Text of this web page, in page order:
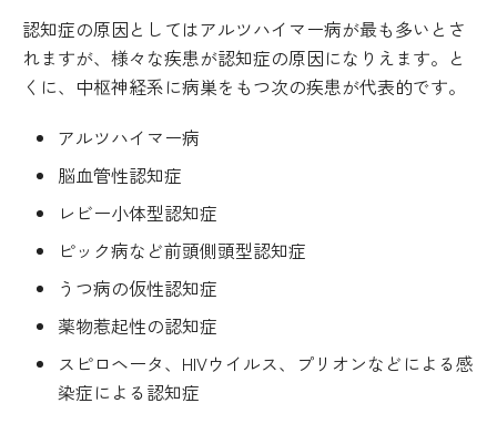
認知症の原因としてはアルツハイマー病が最も多いとさ
れますが、様々な疾患が認知症の原因になりえます。と
くに、中枢神経系に病巣をもつ次の疾患が代表的です。
アルツハイマー病
脳血管性認知症
レビー小体型認知症
ピック病など前頭側頭型認知症
うつ病の仮性認知症
薬物惹起性の認知症
スピロヘータ、HIVウイルス、プリオンなどによる感
染症による認知症